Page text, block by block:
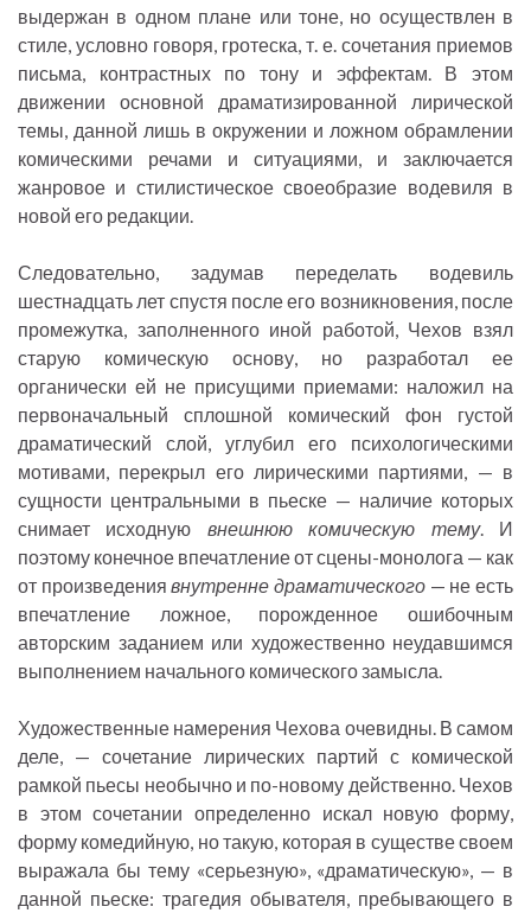
выдержан в одном плане или тоне, но осуществлен в
стиле, условно говоря, гротеска, т. е. сочетания приемов
письма, контрастных по тону и эффектам. В этом
движении основной драматизированной лирической
темы, данной лишь в окружении и ложном обрамлении
комическими речами и ситуациями, и заключается
жанровое и стилистическое своеобразие водевиля в
новой его редакции.
Следовательно, задумав переделать водевиль
шестнадцать лет спустя после его возникновения, после
промежутка, заполненного иной работой, Чехов взял
старую комическую основу, но разработал ее
органически ей не присущими приемами: наложил на
первоначальный сплошной комический фон густой
драматический слой, углубил его психологическими
мотивами, перекрыл его лирическими партиями, — в
сущности центральными в пьеске — наличие которых
снимает исходную внешнюю комическую тему. И
поэтому конечное впечатление от сцены-монолога — как
от произведениявнутренне драматического — не есть
впечатление ложное, порожденное ошибочным
авторским заданием или художественно неудавшимся
выполнением начального комического замысла.
Художественные намерения Чехова очевидны. В самом
деле, — сочетание лирических партий с комической
рамкой пьесы необычно и по-новому действенно. Чехов
в этом сочетании определенно искал новую форму,
форму комедийную, но такую, которая в существе своем
выражала бы тему «серьезную», «драматическую», — в
данной пьеске: трагедия обывателя, пребывающего в